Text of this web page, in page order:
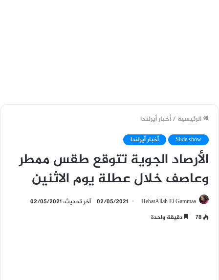
الرئيسية /أخبار أيرلندا
Slide show أخبار أيرلندا
الأرصاد الجوية تتوقع طقس ممطر
وعاصف خلال عطلة يوم الاثنين
HebatAllah El Gammaa
02/05/2021 آخر تحديث: 02/05/2021
78
دقيقة واحدة